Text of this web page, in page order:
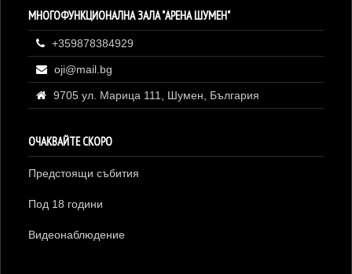
МНОГОФУНКЦИОНАЛНА ЗАЛА "АРЕНА ШУМЕН"
+359878384929
oji@mail.bg
9705 ул. Марица 111, Шумен, България
ОЧАКВАЙТЕ СКОРО
Предстоящи събития
Под 18 години
Видеонаблюдение